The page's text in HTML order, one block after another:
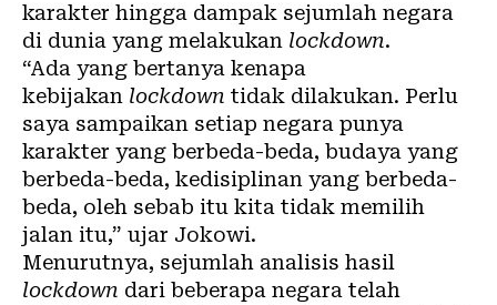
karakter hingga dampak sejumlah negara
di dunia yang melakukan lockdown.
“Ada yang bertanya kenapa
kebijakan lockdown tidak dilakukan. Perlu
saya sampaikan setiap negara punya
karakter yang berbeda-beda, budaya yang
berbeda-beda, kedisiplinan yang berbeda-
beda, oleh sebab itu kita tidak memilih
jalan itu,” ujar Jokowi.
Menurutnya, sejumlah analisis hasil
lockdown dari beberapa negara telah